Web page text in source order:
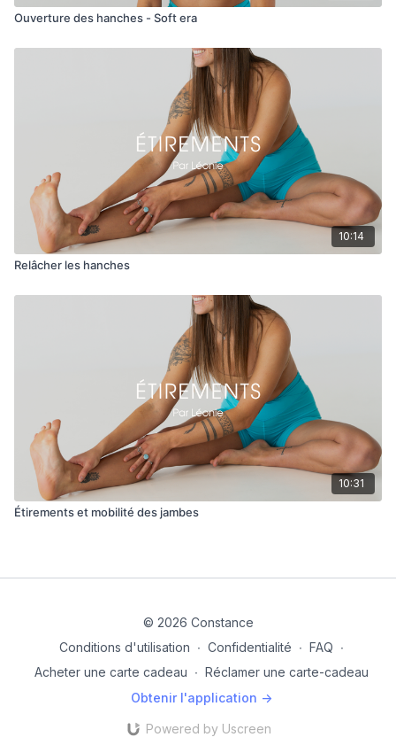
Ouverture des hanches - Soft era
10:14
Relâcher les hanches
10:31
Étirements et mobilité des jambes
© 2026 Constance
Conditions d'utilisation ∙ Confidentialité ∙ FAQ ∙
Acheter une carte cadeau ∙ Réclamer une carte-cadeau
Obtenir l'application ->
Powered by Uscreen